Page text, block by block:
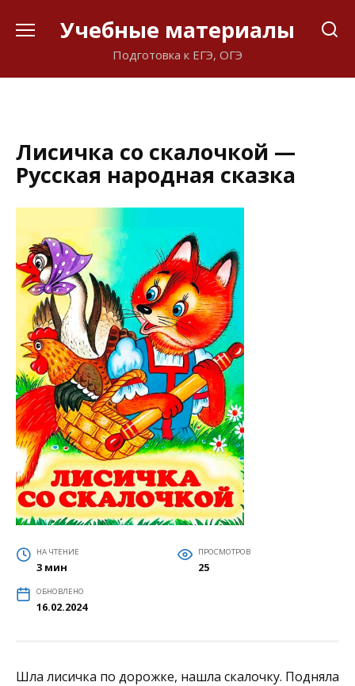
Учебные материалы
Подготовка к ЕГЭ, ОГЭ
Лисичка со скалочкой —
Русская народная сказка
НА ЧТЕНИЕ
3 мин
ПРОСМОТРОВ
25
ОБНОВЛЕНО
16.02.2024
Шла лисичка по дорожке, нашла скалочку. Подняла